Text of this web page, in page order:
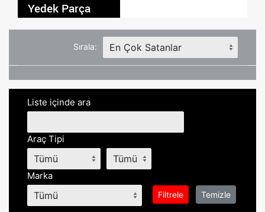
Yedek Parça
Sırala:
Liste içinde ara
Araç Tipi
Marka
Filtrele Temizle